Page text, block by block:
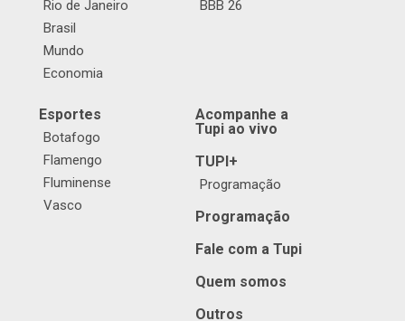
Rio de Janeiro
Brasil
Mundo
Economia
BBB 26
Esportes
Botafogo
Flamengo
Fluminense
Vasco
Acompanhe a
Tupi ao vivo
TUPI+
Programação
Programação
Fale com a Tupi
Quem somos
Outros